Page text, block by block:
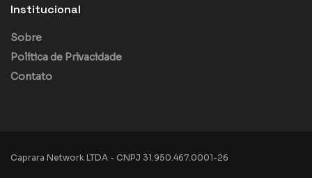
Institucional
Sobre
Política de Privacidade
Contato
Caprara Network LTDA - CNPJ 31.950.467.0001-26